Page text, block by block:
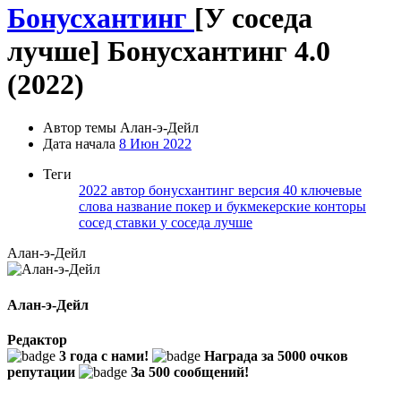
Бонусхантинг [У соседа
лучше] Бонусхантинг 4.0
(2022)
Автор темы Алан-э-Дейл
Дата начала 8 Июн 2022
Теги
2022 автор бонусхантинг версия 40 ключевые
слова название покер и букмекерские конторы
сосед ставки у соседа лучше
Алан-э-Дейл
Алан-э-Дейл
Редактор
3 года с нами!
Награда за 5000 очков
репутации
За 500 сообщений!